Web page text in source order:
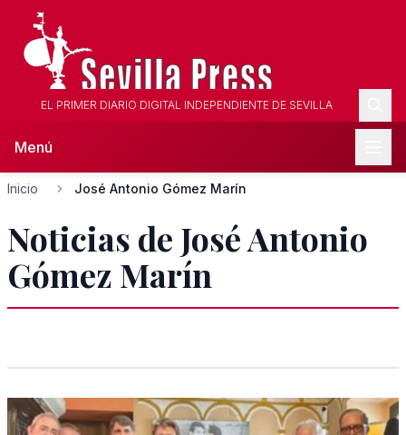
EL PRIMER DIARIO DIGITAL INDEPENDIENTE DE SEVILLA
Menú
Inicio José Antonio Gómez Marín
Noticias de José Antonio
Gómez Marín